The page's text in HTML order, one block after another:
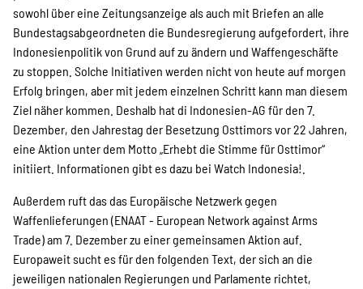
sowohl über eine Zeitungsanzeige als auch mit Briefen an alle
Bundestagsabgeordneten die Bundesregierung aufgefordert, ihre
Indonesienpolitik von Grund auf zu ändern und Waffengeschäfte
zu stoppen. Solche Initiativen werden nicht von heute auf morgen
Erfolg bringen, aber mit jedem einzelnen Schritt kann man diesem
Ziel näher kommen. Deshalb hat di Indonesien-AG für den 7.
Dezember, den Jahrestag der Besetzung Osttimors vor 22 Jahren,
eine Aktion unter dem Motto „Erhebt die Stimme für Osttimor“
initiiert. Informationen gibt es dazu bei Watch Indonesia!.
Außerdem ruft das das Europäische Netzwerk gegen
Waffenlieferungen (ENAAT - European Network against Arms
Trade) am 7. Dezember zu einer gemeinsamen Aktion auf.
Europaweit sucht es für den folgenden Text, der sich an die
jeweiligen nationalen Regierungen und Parlamente richtet,